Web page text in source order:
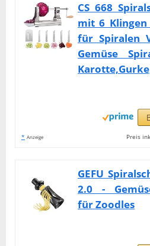
CS 668
mit 6
für Spiralen
Gemüse
* Anzeige Preis
GEFU
2.0 -
für Zoodles